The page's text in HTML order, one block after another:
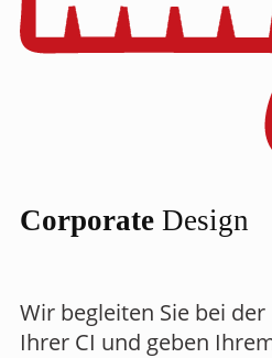
Corporate Design
Wir begleiten Sie bei der
Ihrer CI und geben